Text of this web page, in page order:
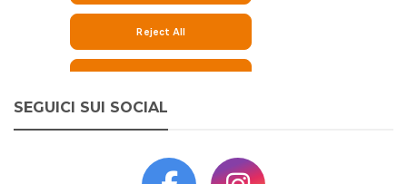
SEGUICI SUI SOCIAL